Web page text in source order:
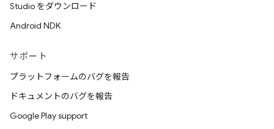
Studio をダウンロード
Android NDK
サポート
プラットフォームのバグを報告
ドキュメントのバグを報告
Google Play support